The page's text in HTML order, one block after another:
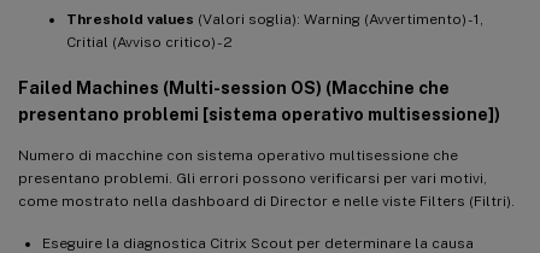
Threshold values (Valori soglia): Warning (Avvertimento) - 1,
Critial (Avviso critico) - 2
Failed Machines (Multi-session OS) (Macchine che
presentano problemi [sistema operativo multisessione])
Numero di macchine con sistema operativo multisessione che
presentano problemi. Gli errori possono verificarsi per vari motivi,
come mostrato nella dashboard di Director e nelle viste Filters (Filtri).
Eseguire la diagnostica Citrix Scout per determinare la causa